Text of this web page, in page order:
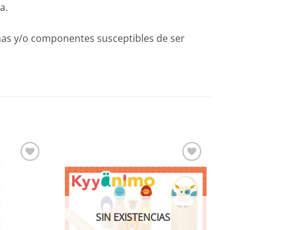
y/o componentes susceptibles de ser
Añadir
a la
lista de
deseos
SIN EXISTENCIAS